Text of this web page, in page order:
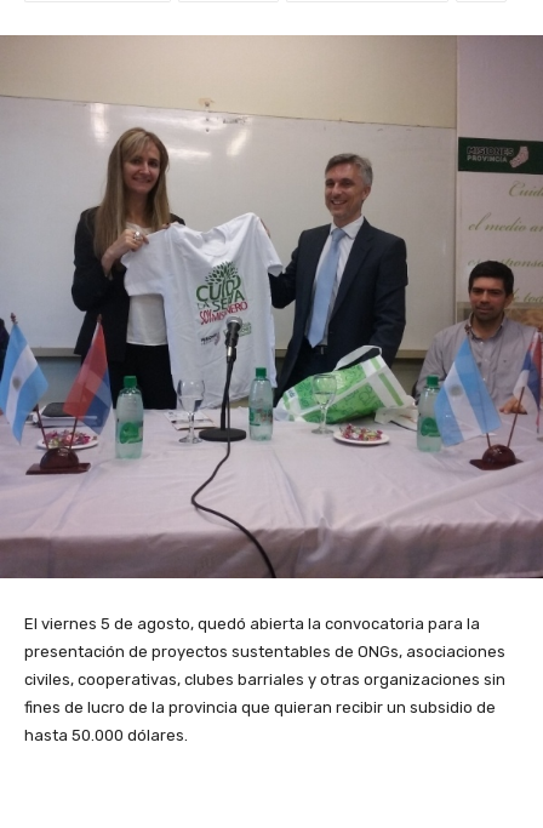
El viernes 5 de agosto, quedó abierta la convocatoria para la
presentación de proyectos sustentables de ONGs, asociaciones
civiles, cooperativas, clubes barriales y otras organizaciones sin
fines de lucro de la provincia que quieran recibir un subsidio de
hasta 50.000 dólares.